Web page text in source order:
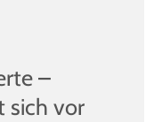
–
sich vor